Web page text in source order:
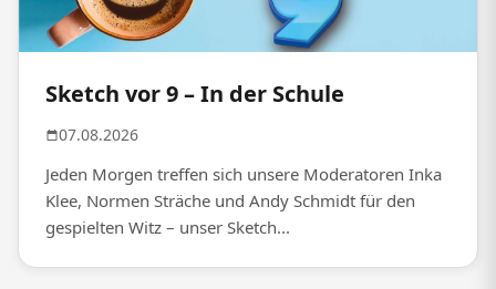
Sketch vor 9 – In der Schule
07.08.2026
Jeden Morgen treffen sich unsere Moderatoren Inka
Klee, Normen Sträche und Andy Schmidt für den
gespielten Witz – unser Sketch...